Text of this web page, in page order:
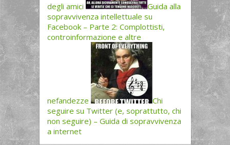
degli amici
Guida alla
sopravvivenza intellettuale su
Facebook – Parte 2: Complottisti,
controinformazione e altre
nefandezze
Chi
seguire su Twitter (e, soprattutto, chi
non seguire) – Guida di sopravvivenza
a internet